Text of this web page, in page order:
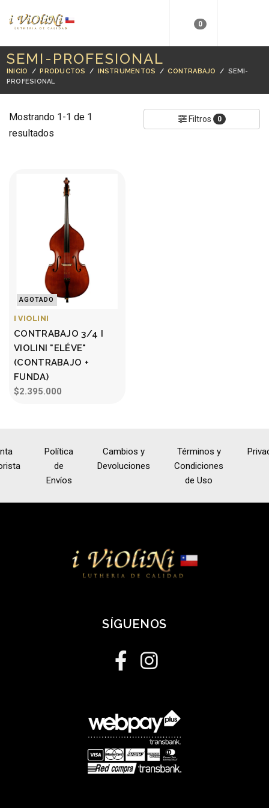
0
SEMI-PROFESIONAL
INICIO /PRODUCTOS / INSTRUMENTOS /CONTRABAJO / SEMI-
PROFESIONAL
Mostrando 1-1 de 1
resultados
Filtros 0
AGOTADO
I VIOLINI
CONTRABAJO 3/4 I
VIOLINI "ELÉVE"
(CONTRABAJO +
FUNDA)
$2.395.000
Política
de
Envíos
Cambios y
Devoluciones
Términos y
Condiciones
de Uso
SÍGUENOS